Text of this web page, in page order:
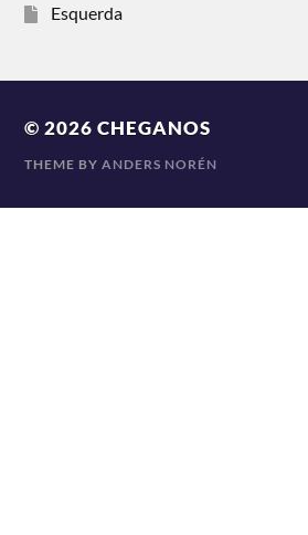
Esquerda
© 2026CHEGANOS
THEME BYANDERS NORÉN